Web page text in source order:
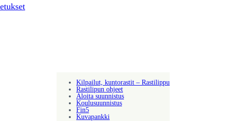
Kilpailut, kuntorastit – Rastilippu
Rastilipun ohjeet
Aloita suunnistus
Koulusuunnistus
Fin5
Kuvapankki